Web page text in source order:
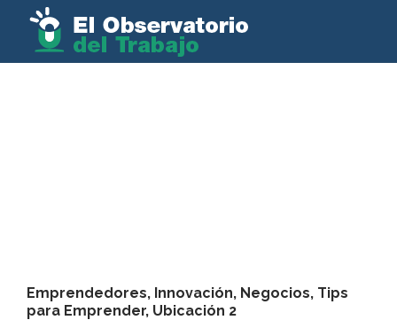
Emprendedores, Innovación, Negocios, Tips
para Emprender, Ubicación 2